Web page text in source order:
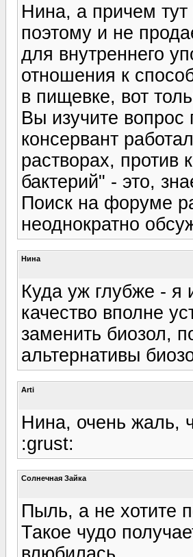
Нина, а причем
поэтому и не
для внутреннего
отношения к
в пищевке, вот
Вы изучите вопрос
консервант
растворах, против
бактерий" - это,
Поиск на форуме
неоднократно
Нина
Куда уж глубже -
качество вполне
заменить биозол,
альтернативы
Arti
Нина, очень жаль,
:grust:
Солнечная Зайка
Пыль, а не хотите
Такое чудо